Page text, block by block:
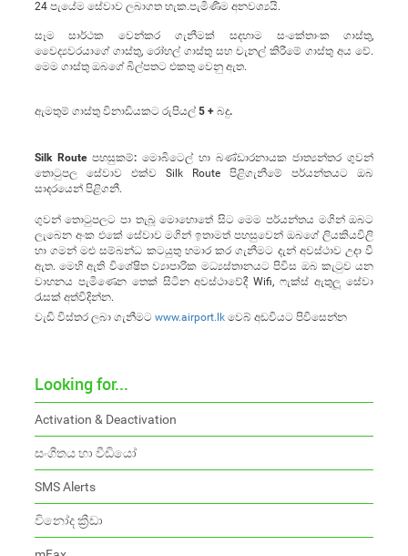
24 පැයේම සේවාව ලබාගත හැක.පැමිණීම අනවශ්‍යයි.
සෑම සාර්ථක වෙන්කර ගැනීමක් සදහාම සංකේතාංක ගාස්තු,
වෛද්‍යවරයාගේ ගාස්තු, රෝහල් ගාස්තු සහ චැනල් කිරීමේ ගාස්තු අය වේ.
මෙම ගාස්තු ඔබගේ බිල්පතට එකතු වෙනු ඇත.
ඇමතුම් ගාස්තු විනාඩියකට රුපියල් 5 + බදු.
Silk Route පහසුකම්:මොබිටෙල් හා බණ්ඩාරනායක ජාත්‍යන්තර ගුවන්
තොටුපල සේවාව එක්ව Silk Route පිළිගැනීමේ පර්යන්තයට ඔබ
සාදරයෙන් පිළිගනී.
ගුවන් තොටුපලට පා තැබූ මොහොතේ සිට මෙම පර්යන්තය මගින් ඔබට
ලැබෙන අංක එකේ සේවාව මගින් ඉතාමත් පහසුවෙන් ඔබගේ ලියකියවිලි
හා ගමන් මළු සම්බන්ධ කටයුතු හමාර කර ගැනීමට දැන් අවස්ථාව උදා වී
ඇත. මෙහි ඇති විශේෂිත ව්‍යාපාරික මධ්‍යස්තානයට පිවිස ඔබ කැටුව යන
වාහනය පැමිණෙන තෙක් සිටින අවස්ථාවේදී Wifi, ෆැක්ස් ඇතුලූ සේවා
රැසක් අත්විදින්න.
වැඩි විස්තර ලබා ගැනීමට www.airport.lk වෙබ් අඩවියට පිවිසෙන්න
Looking for...
Activation & Deactivation
සංගීතය හා වීඩියෝ
SMS Alerts
විනෝද ක්‍රීඩා